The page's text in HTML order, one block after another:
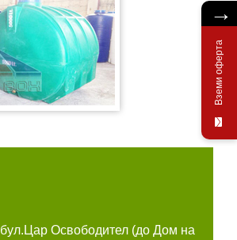
бул.Цар Освободител (до Дом на
→
Вземи оферта